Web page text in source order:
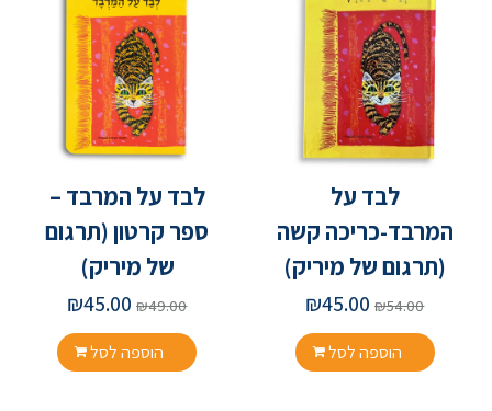
לבד על
המרבד-כריכה קשה
(תרגום של מיריק)
₪54.00
₪45.00
הוספה לסל
לבד על המרבד –
ספר קרטון (תרגום
של מיריק)
₪49.00
₪45.00
הוספה לסל